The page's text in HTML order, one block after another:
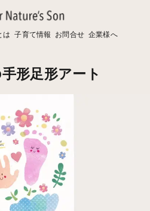
は 子育て情報 お問合せ 企業様へ
形足形アート